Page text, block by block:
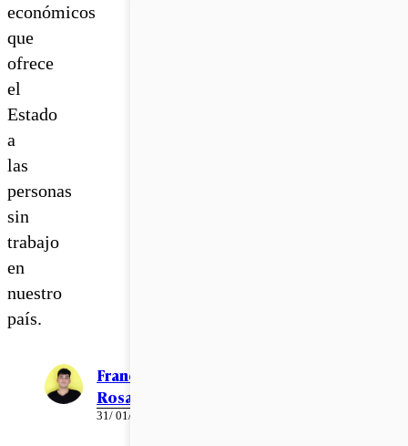
económicos
que
ofrece
el
Estado
a
las
personas
sin
trabajo
en
nuestro
país.
Francisco
Rosales
31/ 01/ 2024